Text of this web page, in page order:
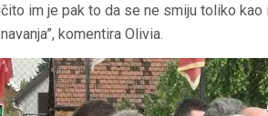
im je pak to da se ne smiju toliko
komentira Olivia.